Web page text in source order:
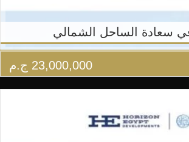
في سعادة الساحل الشمالي
23,000,000 ج.م